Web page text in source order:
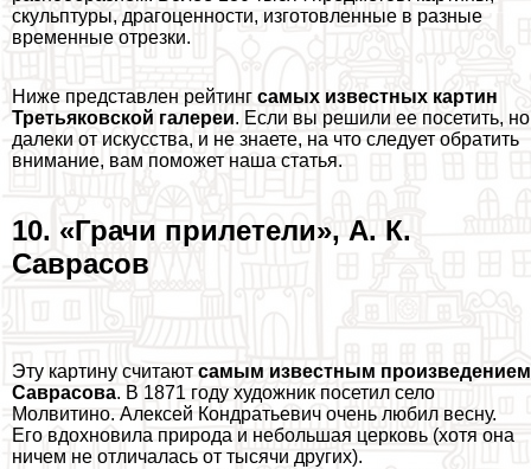
скульптуры, драгоценности, изготовленные в разные
временные отрезки.
Ниже представлен рейтинг самых известных картин
Третьяковской галереи. Если вы решили ее посетить, но
далеки от искусства, и не знаете, на что следует обратить
внимание, вам поможет наша статья.
10. «Грачи прилетели», А. К.
Саврасов
Эту картину считают самым известным произведением
Саврасова. В 1871 году художник посетил село
Молвитино. Алексей Кондратьевич очень любил весну.
Его вдохновила природа и небольшая церковь (хотя она
ничем не отличалась от тысячи других).